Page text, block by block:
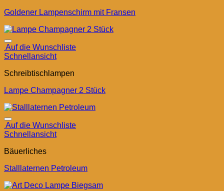
Goldener Lampenschirm mit Fransen
Auf die Wunschliste
Schnellansicht
Schreibtischlampen
Lampe Champagner 2 Stück
Auf die Wunschliste
Schnellansicht
Bäuerliches
Stalllaternen Petroleum